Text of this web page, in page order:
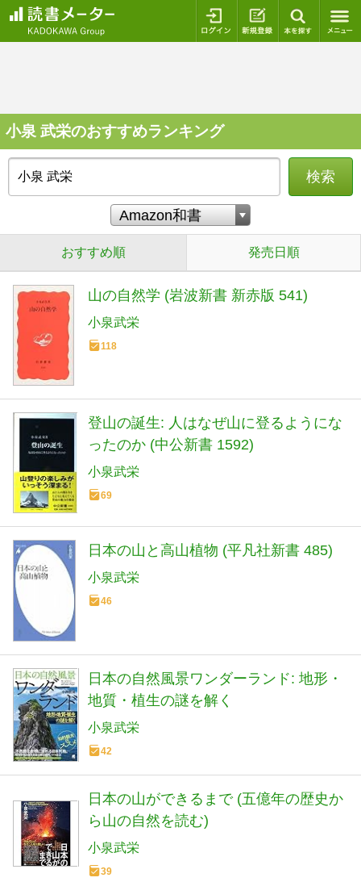
ログイン 新規登録
小泉 武栄のおすすめランキング
検索
おすすめ順 発売日順
山の自然学 (岩波新書 新赤版 541)
小泉武栄
118
登山の誕生: 人はなぜ山に登るようにな
ったのか (中公新書 1592)
小泉武栄
69
日本の山と高山植物 (平凡社新書 485)
小泉武栄
46
日本の自然風景ワンダーランド: 地形・
地質・植生の謎を解く
小泉武栄
42
日本の山ができるまで (五億年の歴史か
ら山の自然を読む)
小泉武栄
39